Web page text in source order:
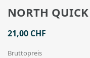
NORTH QUICK
21,00 CHF
Bruttopreis